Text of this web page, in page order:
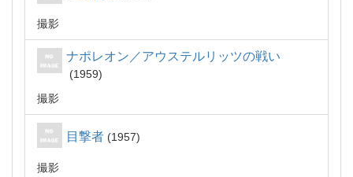
撮影
ナポレオン／アウステルリッツの戦い
1959
撮影
目撃者 1957
撮影